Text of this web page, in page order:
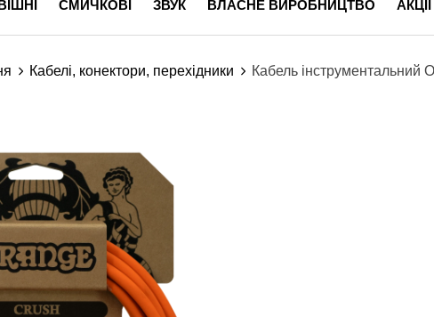
СМИЧКОВІ ЗВУК ВЛАСНЕ ВИРОБНИЦТВО АКЦІЇ
Кабелі, конектори, перехідники Кабель